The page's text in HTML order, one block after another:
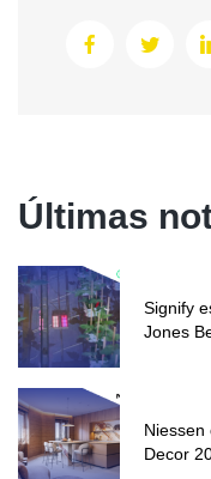
Últimas
Signify
Jones
Niessen
Decor